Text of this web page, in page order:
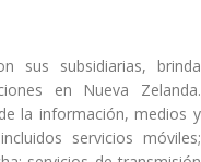
sus subsidiarias, brinda
en Nueva Zelanda.
la información, medios y
servicios móviles;